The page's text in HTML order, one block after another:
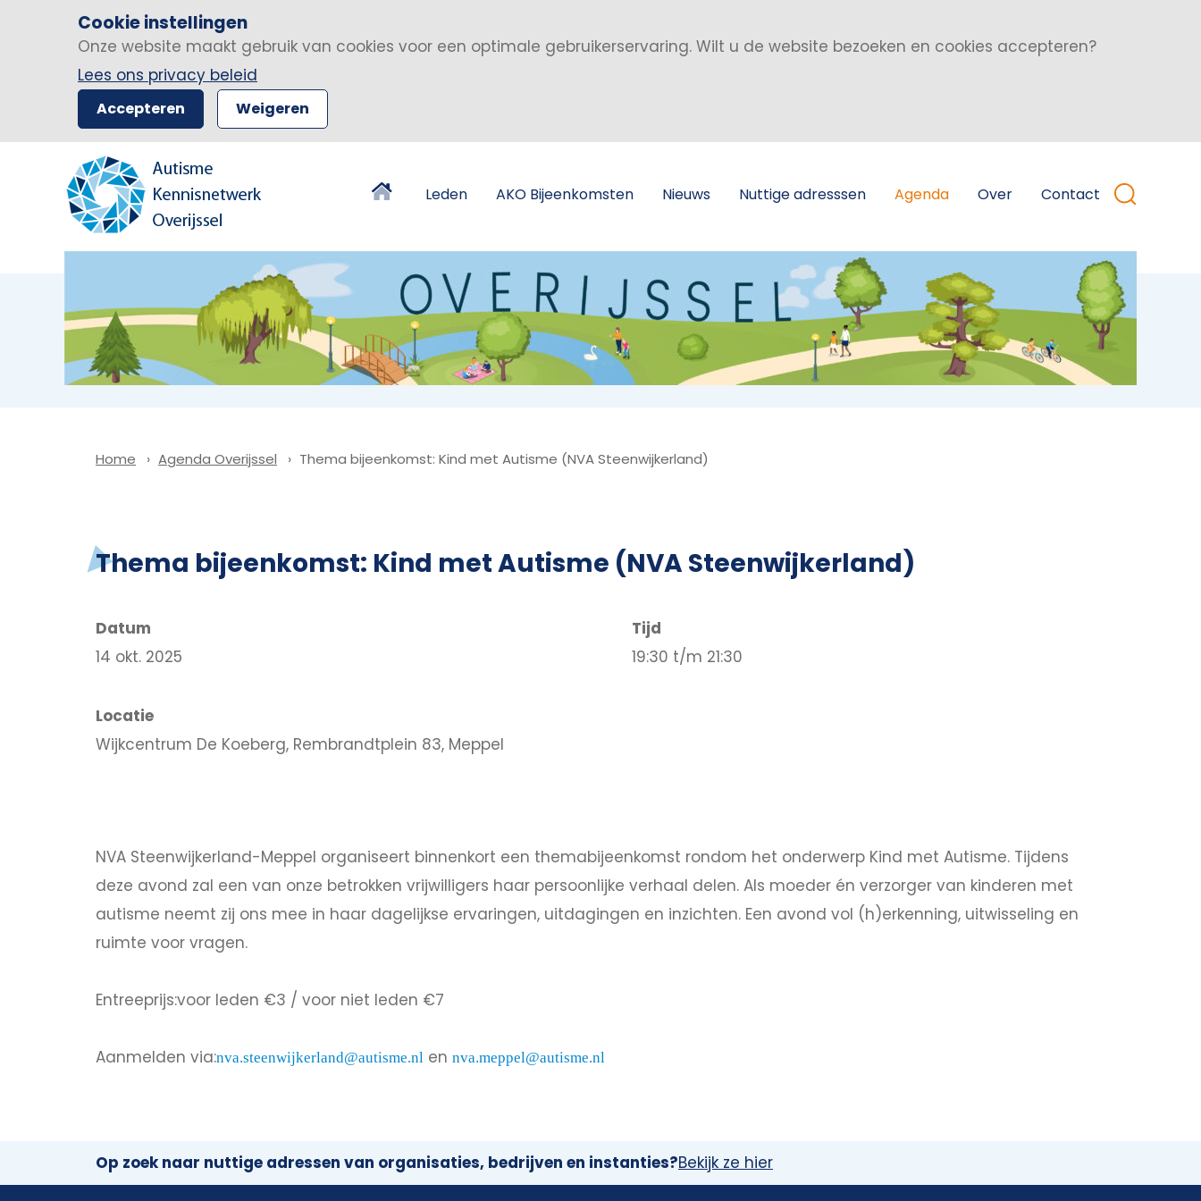
Cookie instellingen
Onze website maakt gebruik van cookies voor een optimale gebruikerservaring. Wilt u de website bezoeken en cookies accepteren?
Lees ons privacy beleid
Accepteren Weigeren
Leden AKO Bijeenkomsten Nieuws Nuttige adresssen Agenda Over Contact
Home Agenda Overijssel Thema bijeenkomst: Kind met Autisme (NVA Steenwijkerland)
Thema bijeenkomst: Kind met Autisme (NVA Steenwijkerland)
Datum
14 okt. 2025
Tijd
19:30 t/m 21:30
Locatie
Wijkcentrum De Koeberg, Rembrandtplein 83, Meppel
NVA Steenwijkerland-Meppel organiseert binnenkort een themabijeenkomst rondom het onderwerp Kind met Autisme. Tijdens
deze avond zal een van onze betrokken vrijwilligers haar persoonlijke verhaal delen. Als moeder én verzorger van kinderen met
autisme neemt zij ons mee in haar dagelijkse ervaringen, uitdagingen en inzichten. Een avond vol (h)erkenning, uitwisseling en
ruimte voor vragen.
Entreeprijs:voor leden €3 / voor niet leden €7
Aanmelden via:nva.steenwijkerland@autisme.nl en nva.meppel@autisme.nl
Op zoek naar nuttige adressen van organisaties, bedrijven en instanties?Bekijk ze hier